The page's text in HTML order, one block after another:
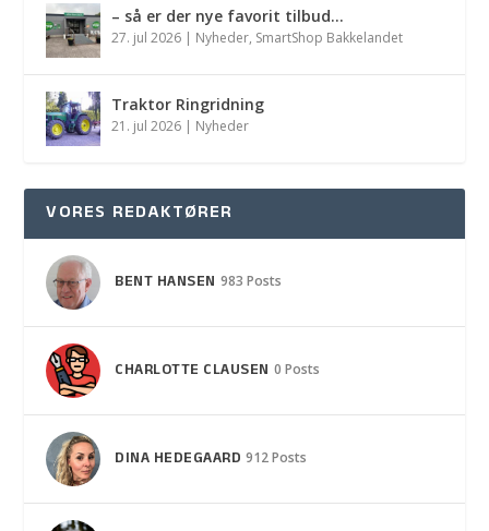
– så er der nye favorit tilbud…
27. jul 2026 | Nyheder, SmartShop Bakkelandet
Traktor Ringridning
21. jul 2026 | Nyheder
VORES REDAKTØRER
BENT HANSEN 983 Posts
CHARLOTTE CLAUSEN 0 Posts
DINA HEDEGAARD 912 Posts